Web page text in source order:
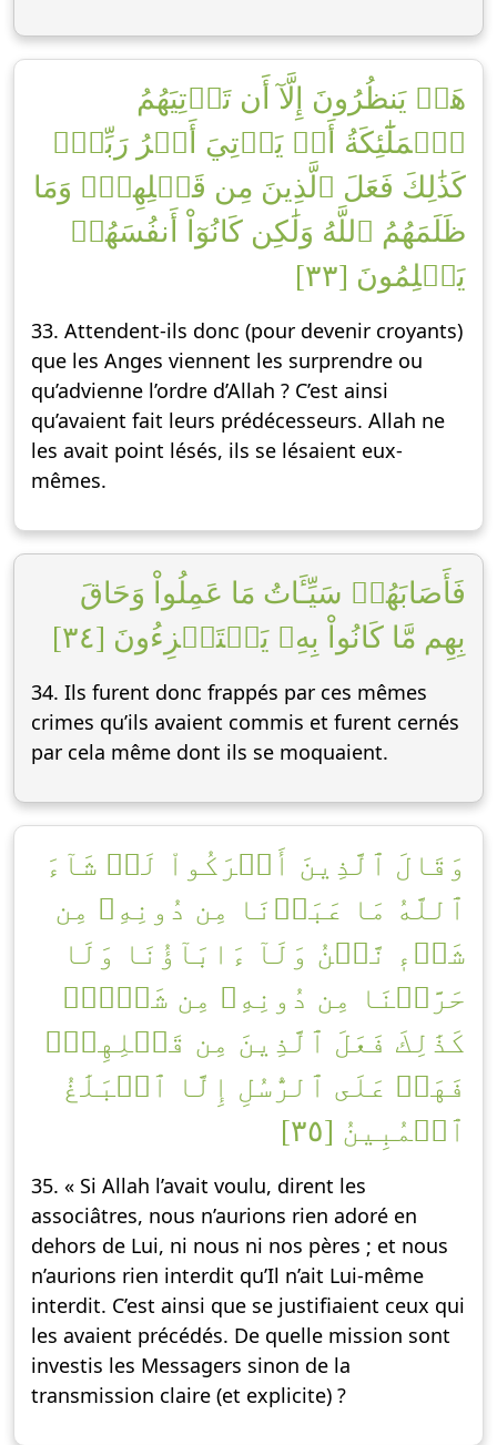
هَلۡ يَنظُرُونَ إِلَّآ أَن تَأۡتِيَهُمُ
ٱلۡمَلَٰٓئِكَةُ أَوۡ يَأۡتِيَ أَمۡرُ رَبِّكَۚ
كَذَٰلِكَ فَعَلَ ٱلَّذِينَ مِن قَبۡلِهِمۡۚ وَمَا
ظَلَمَهُمُ ٱللَّهُ وَلَٰكِن كَانُوٓاْ أَنفُسَهُمۡ
يَظۡلِمُونَ [٣٣]
33. Attendent-ils donc (pour devenir croyants)
que les Anges viennent les surprendre ou
qu’advienne l’ordre d’Allah ? C’est ainsi
qu’avaient fait leurs prédécesseurs. Allah ne
les avait point lésés, ils se lésaient eux-
mêmes.
فَأَصَابَهُمۡ سَيِّـَٔاتُ مَا عَمِلُواْ وَحَاقَ
بِهِم مَّا كَانُواْ بِهِۦ يَسۡتَهۡزِءُونَ [٣٤]
34. Ils furent donc frappés par ces mêmes
crimes qu’ils avaient commis et furent cernés
par cela même dont ils se moquaient.
وَقَالَ ٱلَّذِينَ أَشۡرَكُواْ لَوۡ شَآءَ
ٱللَّهُ مَا عَبَدۡنَا مِن دُونِهِۦ مِن
شَيۡءٖ نَّحۡنُ وَلَآ ءَابَآؤُنَا وَلَا
حَرَّمۡنَا مِن دُونِهِۦ مِن شَيۡءٖۚ
كَذَٰلِكَ فَعَلَ ٱلَّذِينَ مِن قَبۡلِهِمۡۚ
فَهَلۡ عَلَى ٱلرُّسُلِ إِلَّا ٱلۡبَلَٰغُ
ٱلۡمُبِينُ [٣٥]
35. « Si Allah l’avait voulu, dirent les
associâtres, nous n’aurions rien adoré en
dehors de Lui, ni nous ni nos pères ; et nous
n’aurions rien interdit qu’Il n’ait Lui-même
interdit. C’est ainsi que se justifiaient ceux qui
les avaient précédés. De quelle mission sont
investis les Messagers sinon de la
transmission claire (et explicite) ?